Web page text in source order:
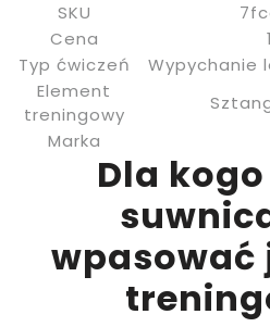
SKU
Cena
Typ ćwiczeń
Wypychanie
Element
treningowy
Marka
Dla
wpasować